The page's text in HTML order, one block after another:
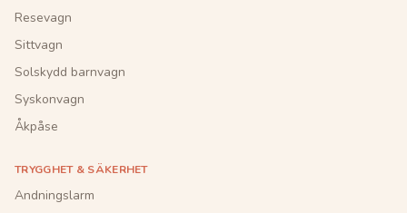
Resevagn
Sittvagn
Solskydd barnvagn
Syskonvagn
Åkpåse
TRYGGHET & SÄKERHET
Andningslarm